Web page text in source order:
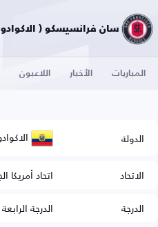
سان فرانسيسكو ( الاكوادور )
المباريات الأخبار اللاعبون
الدولة
الاتحاد
اتحاد أمريكا
الدرجة
الدرجة الرابعة